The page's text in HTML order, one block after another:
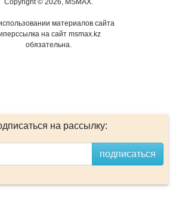
Copyright © 2026, MSMAX.
материалов сайта
на сайт msmax.kz
обязательна.
на рассылку: